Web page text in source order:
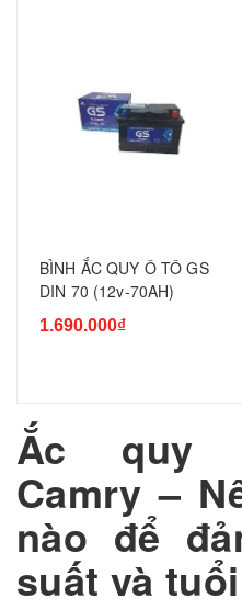
BÌNH ẮC QUY Ô TÔ GS
DIN 70 (12v-70AH)
1.690.000₫
Ắc quy
Camry –
nào để
suất và